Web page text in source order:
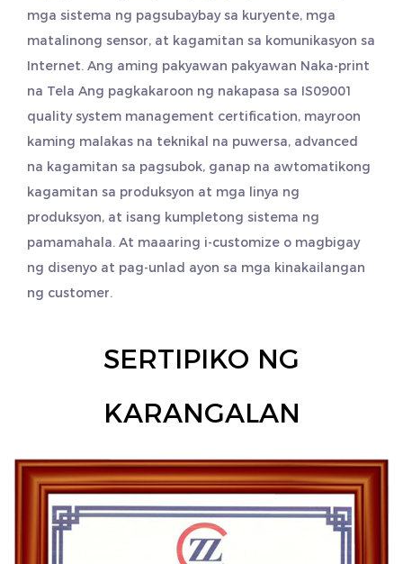
mga sistema ng pagsubaybay sa kuryente, mga
matalinong sensor, at kagamitan sa komunikasyon sa
Internet. Ang aming pakyawan pakyawan Naka-print
na Tela Ang pagkakaroon ng nakapasa sa IS09001
quality system management certification, mayroon
kaming malakas na teknikal na puwersa, advanced
na kagamitan sa pagsubok, ganap na awtomatikong
kagamitan sa produksyon at mga linya ng
produksyon, at isang kumpletong sistema ng
pamamahala. At maaaring i-customize o magbigay
ng disenyo at pag-unlad ayon sa mga kinakailangan
ng customer.
SERTIPIKO NG
KARANGALAN